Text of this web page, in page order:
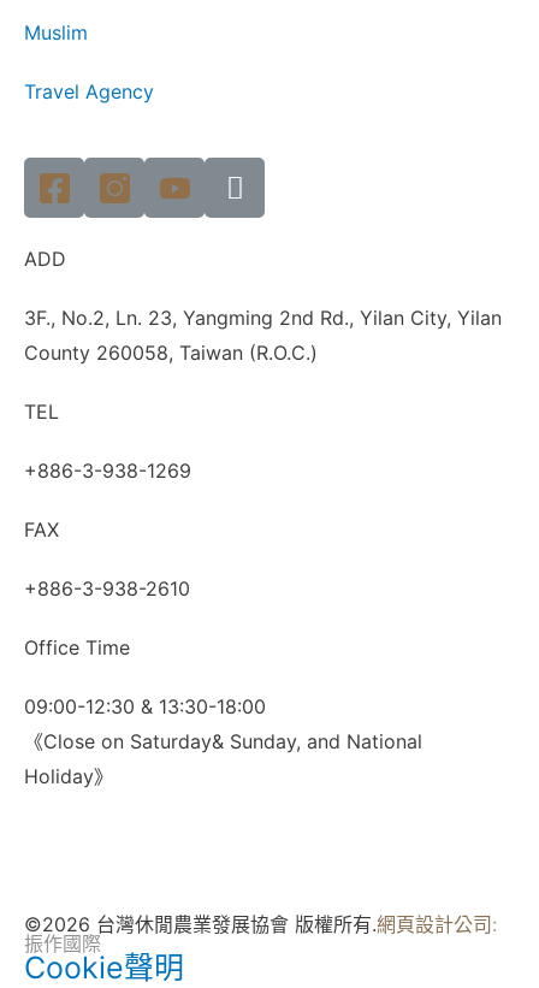
Muslim
Travel Agency
ADD
3F., No.2, Ln. 23, Yangming 2nd Rd., Yilan City, Yilan
County 260058, Taiwan (R.O.C.)
TEL
+886-3-938-1269
FAX
+886-3-938-2610
Office Time
09:00-12:30 & 13:30-18:00
《Close on Saturday& Sunday, and National
Holiday》
©2026 台灣休閒農業發展協會 版權所有.網頁設計公司 :
振作國際
Cookie聲明